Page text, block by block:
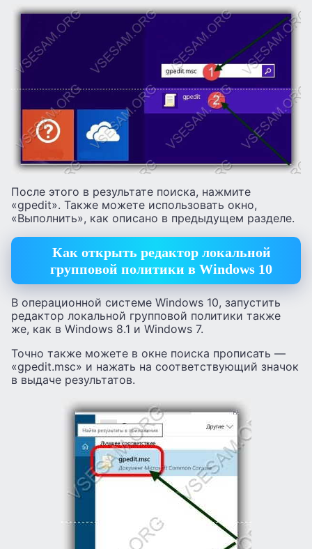
После этого в результате поиска, нажмите
«gpedit». Также можете использовать окно,
«Выполнить», как описано в предыдущем разделе.
Как открыть редактор локальной
групповой политики в Windows 10
В операционной системе Windows 10, запустить
редактор локальной групповой политики также
же, как в Windows 8.1 и Windows 7.
Точно также можете в окне поиска прописать —
«gpedit.msc» и нажать на соответствующий значок
в выдаче результатов.